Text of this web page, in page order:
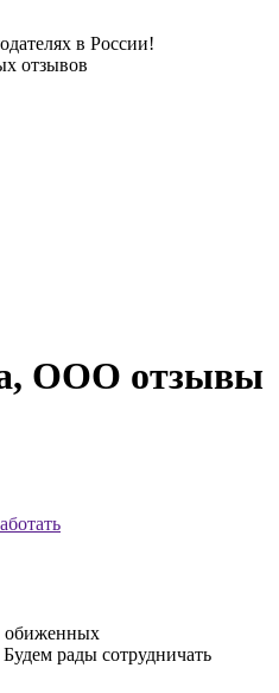
в России!
отзывов
ООО отзывы
обиженных
рады сотрудничать